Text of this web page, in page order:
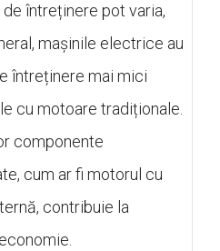
întreținere pot varia,
mașinile electrice au
întreținere mai mici
cu motoare tradiționale.
componente
cum ar fi motorul cu
contribuie la